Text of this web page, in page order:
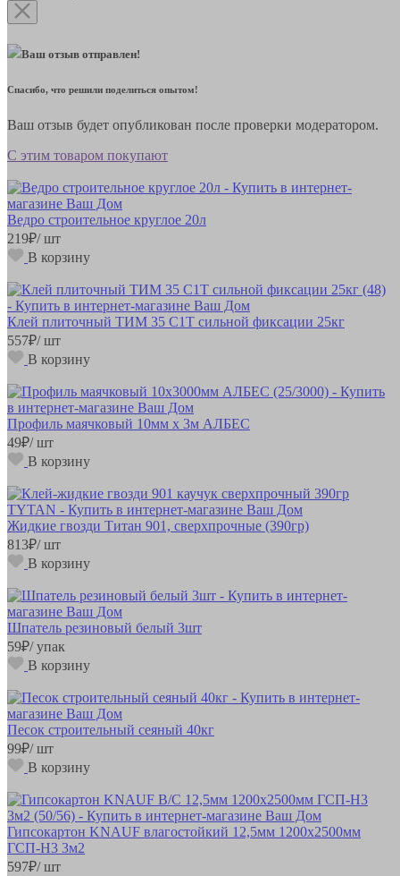
Ваш отзыв отправлен!
Спасибо, что решили поделиться опытом!
Ваш отзыв будет опубликован после проверки модератором.
С этим товаром покупают
Ведро строительное круглое 20л
219₽/ шт
В корзину
Клей плиточный ТИМ 35 С1Т сильной фиксации 25кг
557₽/ шт
В корзину
Профиль маячковый 10мм х 3м АЛБЕС
49₽/ шт
В корзину
Жидкие гвозди Титан 901, сверхпрочные (390гр)
813₽/ шт
В корзину
Шпатель резиновый белый 3шт
59₽/ упак
В корзину
Песок строительный сеяный 40кг
99₽/ шт
В корзину
Гипсокартон KNAUF влагостойкий 12,5мм 1200х2500мм
ГСП-Н3 3м2
597₽/ шт